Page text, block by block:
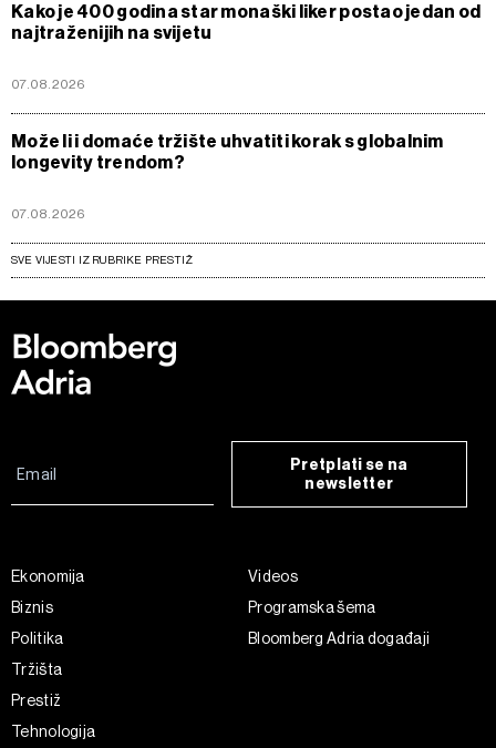
Kako je 400 godina star monaški liker postao jedan od
najtraženijih na svijetu
07.08.2026
Može li i domaće tržište uhvatiti korak s globalnim
longevity trendom?
07.08.2026
SVE VIJESTI IZ RUBRIKE PRESTIŽ
Pretplati se na
newsletter
Ekonomija
Biznis
Politika
Tržišta
Prestiž
Tehnologija
Videos
Programska šema
Bloomberg Adria događaji